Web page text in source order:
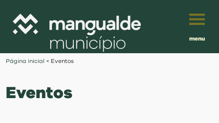
menu
Português
Página inicial < Eventos
Eventos